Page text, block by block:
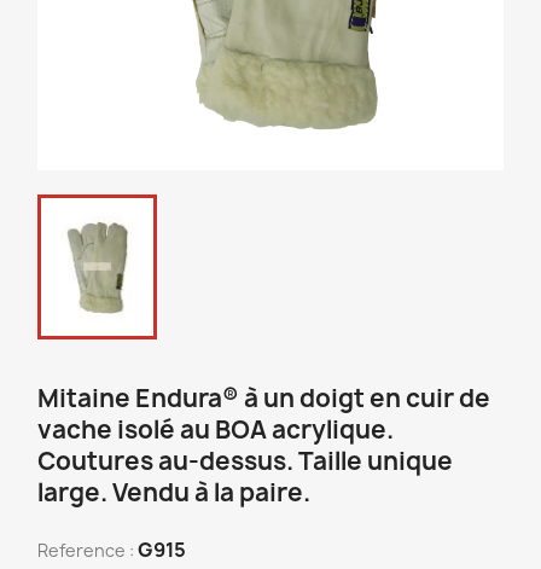
Mitaine Endura® à un doigt en cuir de
vache isolé au BOA acrylique.
Coutures au-dessus. Taille unique
large. Vendu à la paire.
Reference : G915